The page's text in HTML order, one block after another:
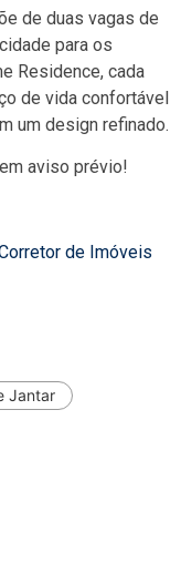
de duas vagas de
para os
Residence, cada
de vida confortável
um design refinado.
aviso prévio!
de Imóveis
Jantar